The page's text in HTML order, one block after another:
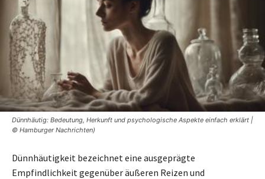
Dünnhäutig: Bedeutung, Herkunft und psychologische Aspekte einfach erklärt |
© Hamburger Nachrichten)
Dünnhäutigkeit bezeichnet eine ausgeprägte
Empfindlichkeit gegenüber äußeren Reizen und